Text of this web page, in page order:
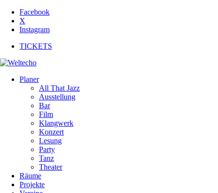
Facebook
X
Instagram
TICKETS
Planer
All That Jazz
Ausstellung
Bar
Film
Klangwerk
Konzert
Lesung
Party
Tanz
Theater
Räume
Projekte